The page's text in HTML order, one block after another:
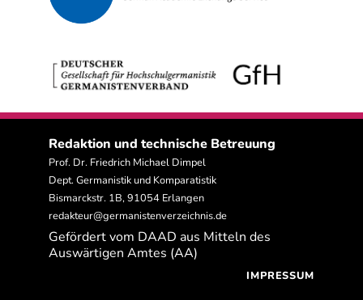
Redaktion und technische Betreuung
Prof. Dr. Friedrich Michael Dimpel
Dept. Germanistik und Komparatistik
Bismarckstr. 1B, 91054 Erlangen
redakteur@germanistenverzeichnis.de
Gefördert vom DAAD aus Mitteln des
Auswärtigen Amtes (AA)
IMPRESSUM